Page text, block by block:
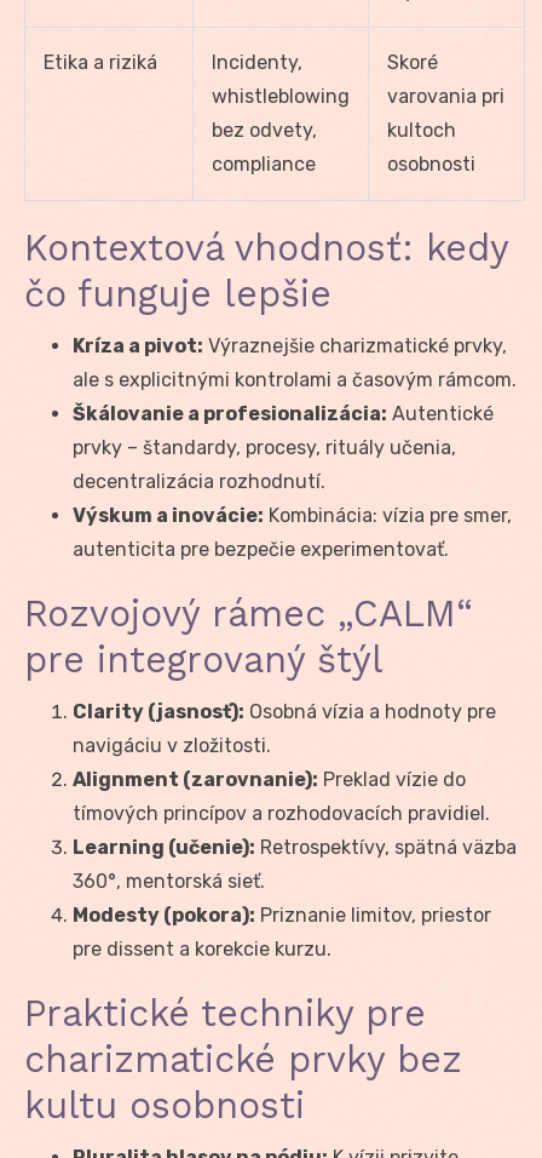
Etika a riziká
Incidenty,
whistleblowing
bez odvety,
compliance
Skoré
varovania pri
kultoch
osobnosti
Kontextová vhodnosť: kedy
čo funguje lepšie
Kríza a pivot: Výraznejšie charizmatické prvky,
ale s explicitnými kontrolami a časovým rámcom.
Škálovanie a profesionalizácia: Autentické
prvky – štandardy, procesy, rituály učenia,
decentralizácia rozhodnutí.
Výskum a inovácie: Kombinácia: vízia pre smer,
autenticita pre bezpečie experimentovať.
Rozvojový rámec „CALM“
pre integrovaný štýl
Clarity (jasnosť): Osobná vízia a hodnoty pre
navigáciu v zložitosti.
Alignment (zarovnanie): Preklad vízie do
tímových princípov a rozhodovacích pravidiel.
Learning (učenie): Retrospektívy, spätná väzba
360°, mentorská sieť.
Modesty (pokora): Priznanie limitov, priestor
pre dissent a korekcie kurzu.
Praktické techniky pre
charizmatické prvky bez
kultu osobnosti